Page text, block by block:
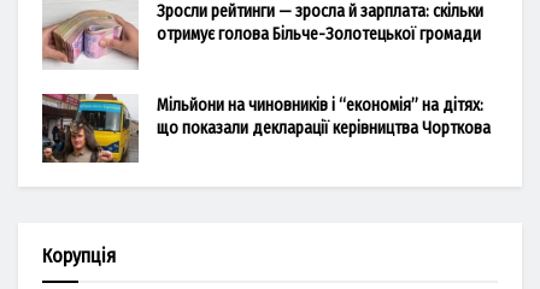
Зросли рейтинги — зросла й зарплата: скільки
отримує голова Більче-Золотецької громади
Мільйони на чиновників і “економія” на дітях:
що показали декларації керівництва Чорткова
Корупція